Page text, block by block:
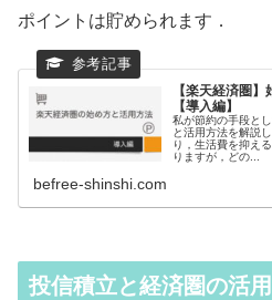
ポイントは貯められます．
【楽天経済圏
【導入編】
私が節約の手段と
と活用方法を解説
り，生活費を抑え
りますが，どの...
befree-shinshi.com
投信積立と経済圏の活